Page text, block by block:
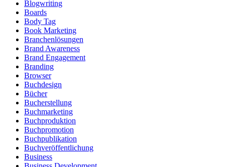
Blogwriting
Boards
Body Tag
Book Marketing
Branchenlösungen
Brand Awareness
Brand Engagement
Branding
Browser
Buchdesign
Bücher
Bucherstellung
Buchmarketing
Buchproduktion
Buchpromotion
Buchpublikation
Buchveröffentlichung
Business